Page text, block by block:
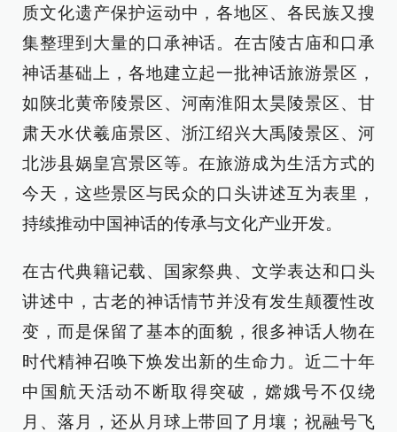
质文化遗产保护运动中，各地区、各民族又搜
集整理到大量的口承神话。在古陵古庙和口承
神话基础上，各地建立起一批神话旅游景区，
如陕北黄帝陵景区、河南淮阳太昊陵景区、甘
肃天水伏羲庙景区、浙江绍兴大禹陵景区、河
北涉县娲皇宫景区等。在旅游成为生活方式的
今天，这些景区与民众的口头讲述互为表里，
持续推动中国神话的传承与文化产业开发。
在古代典籍记载、国家祭典、文学表达和口头
讲述中，古老的神话情节并没有发生颠覆性改
变，而是保留了基本的面貌，很多神话人物在
时代精神召唤下焕发出新的生命力。近二十年
中国航天活动不断取得突破，嫦娥号不仅绕
月、落月，还从月球上带回了月壤；祝融号飞